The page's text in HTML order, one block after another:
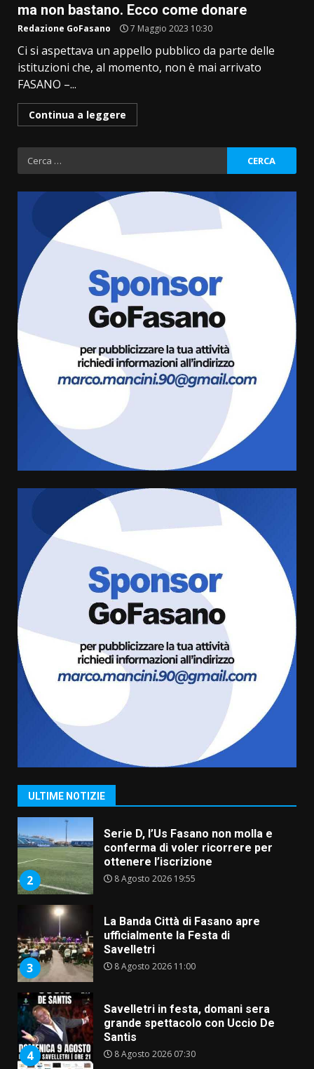
ma non bastano. Ecco come donare
Redazione GoFasano 7 Maggio 2023 10:30
Ci si aspettava un appello pubblico da parte delle
istituzioni che, al momento, non è mai arrivato
FASANO –...
Continua a leggere
Ricerca
per:
ULTIME NOTIZIE
La Banda Città di Fasano apre
ufficialmente la Festa di
8 Agosto 2026 11:00
Savelletri in festa, domani sera
grande spettacolo con Uccio De
Santis
Sostenibile: premiati gli studenti
universitari del bando “La strada
giusta”
8 Agosto 2026 07:15
“I Contestatori: Musica di
Rivoluzione”: nuovo
appuntamento con “Fasano in
Banda”
7 Agosto 2026 06:05
US Fasano, Scianaro: “Profonda
amarezza per esclusione dal
campionato di calcio”
7 Agosto 2026 06:00
1
Grande successo per la “Sagra
del Pesce Spada” a Savelletri
9 Agosto 2026 07:32
2
Serie D, l’Us Fasano non molla e
conferma di voler ricorrere per
ottenere l’iscrizione
8 Agosto 2026 19:55
3
La Banda Città di Fasano apre
ufficialmente la Festa di
Savelletri
8 Agosto 2026 11:00
4
Savelletri in festa, domani sera
grande spettacolo con Uccio De
Santis
8 Agosto 2026 07:30